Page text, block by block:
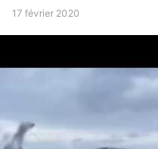
17 février 2020